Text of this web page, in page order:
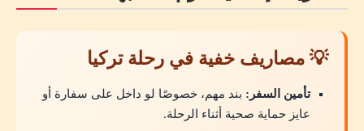
💡 مصاريف خفية في رحلة تركيا
تأمين السفر: بند مهم، خصوصًا لو داخل على سفارة أو
عايز حماية صحية أثناء الرحلة.